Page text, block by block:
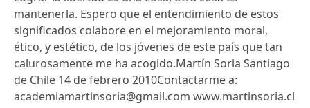
mantenerla. Espero que el entendimiento de estos
significados colabore en el mejoramiento moral,
ético, y estético, de los jóvenes de este país que tan
calurosamente me ha acogido.Martín Soria Santiago
de Chile 14 de febrero 2010Contactarme a:
academiamartinsoria@gmail.com www.martinsoria.cl